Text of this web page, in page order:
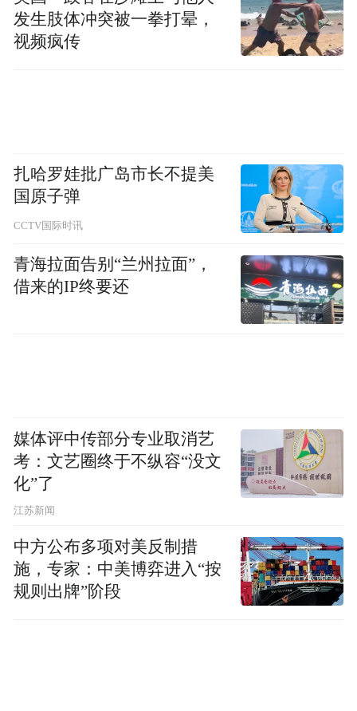
发生肢体冲突被一拳打晕，
视频疯传
扎哈罗娃批广岛市长不提美
国原子弹
CCTV国际时讯
青海拉面告别“兰州拉面”，
借来的IP终要还
媒体评中传部分专业取消艺
考：文艺圈终于不纵容“没文
化”了
江苏新闻
中方公布多项对美反制措
施，专家：中美博弈进入“按
规则出牌”阶段